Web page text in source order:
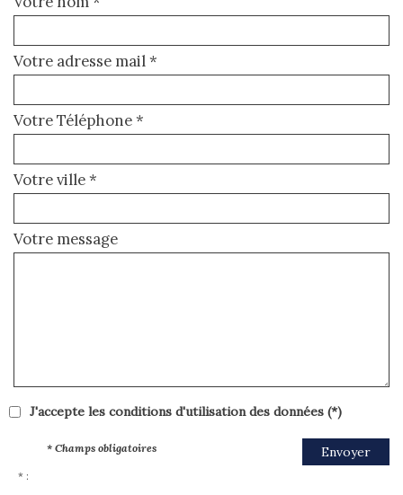
Votre adresse mail *
Votre Téléphone *
Votre ville *
Votre message
J'accepte les conditions d'utilisation des données (*)
Envoyer
* Champs obligatoires
* :